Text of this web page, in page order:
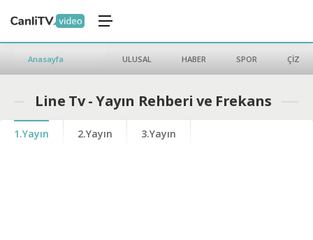
Anasayfa ULUSAL HABER SPOR ÇİZGİ
Line Tv - Yayın Rehberi ve Frekans
1.Yayın 2.Yayın 3.Yayın